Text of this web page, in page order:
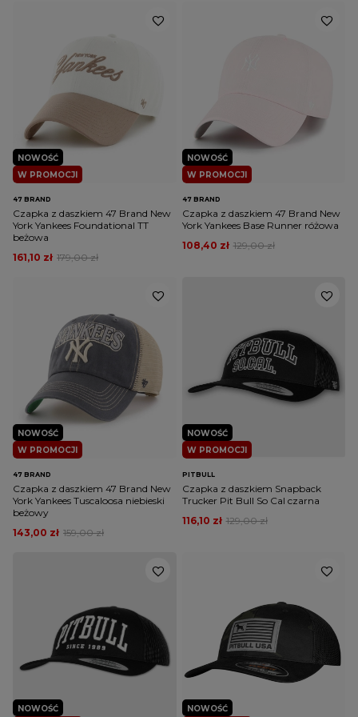
W PROMOCJI
NOWOŚĆ
47 BRAND
Czapka z daszkiem 47 Brand New
York Yankees Foundational TT
beżowa
179,00 zł
161,10 zł
W PROMOCJI
NOWOŚĆ
47 BRAND
Czapka z daszkiem 47 Brand New
York Yankees Base Runner różowa
129,00 zł
108,40 zł
W PROMOCJI
NOWOŚĆ
47 BRAND
Czapka z daszkiem 47 Brand New
York Yankees Tuscaloosa niebieski
beżowy
159,00 zł
143,00 zł
W PROMOCJI
NOWOŚĆ
PITBULL
Czapka z daszkiem Snapback
Trucker Pit Bull So Cal czarna
129,00 zł
116,10 zł
NOWOŚĆ NOWOŚĆ